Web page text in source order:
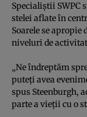
Specialiştii SWPC
stelei aflate în
Soarele se
niveluri de
„Ne îndreptăm
puteţi avea
spus Steenburgh,
parte a vieţii cu o